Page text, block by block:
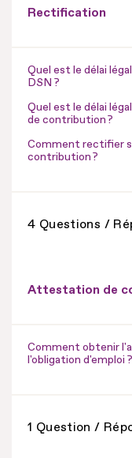
Rectification
Quel est le délai
DSN ?
Quel est le délai
de contribution ?
Comment rectifier
contribution ?
4 Questions /
Attestation de
Comment obtenir
l'obligation d'emploi ?
1 Question /